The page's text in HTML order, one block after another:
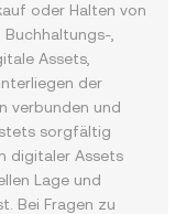
oder Halten von
Buchhaltungs-,
Assets,
der
verbunden und
sorgfältig
digitaler Assets
Lage und
Bei Fragen zu